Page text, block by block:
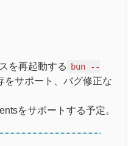
を再起動する
bun --
をサポート、バグ修正な
をサポートする予定。